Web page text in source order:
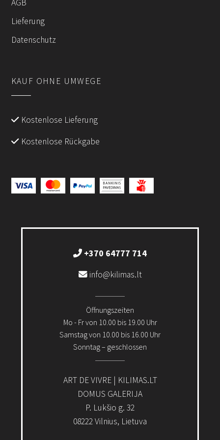
AGB
Lieferung
Datenschutz
KAUF OHNE UMWEGE
Kostenlose Lieferung
Kostenlose Rückgabe
+370 64777 714
info@kilimas.lt
Öffnungszeiten
Mo - Fr von 10.00 bis 19.00 Uhr
Samstag von 10.00 bis 16.00 Uhr
Sonntag – geschlossen
ART DE VIVRE | KILIMAS.LT
DOMUS GALERIJA
P. Lukšio g. 32
08222 Vilnius, Lietuva